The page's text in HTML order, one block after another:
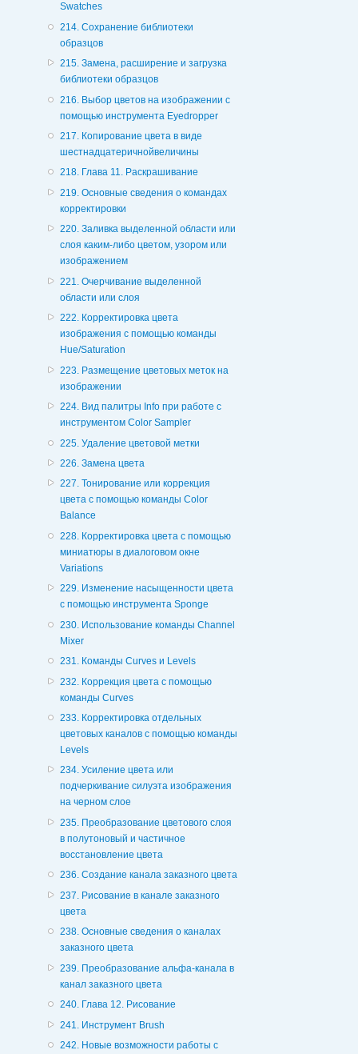
Swatches
214. Сохранение библиотеки
образцов
215. Замена, расширение и загрузка
библиотеки образцов
216. Выбор цветов на изображении с
помощью инструмента Eyedropper
217. Копирование цвета в виде
шестнадцатеричнойвеличины
218. Глава 11. Раскрашивание
219. Основные сведения о командах
корректировки
220. Заливка выделенной области или
слоя каким-либо цветом, узором или
изображением
221. Очерчивание выделенной
области или слоя
222. Корректировка цвета
изображения с помощью команды
Hue/Saturation
223. Размещение цветовых меток на
изображении
224. Вид палитры Info при работе с
инструментом Color Sampler
225. Удаление цветовой метки
226. Замена цвета
227. Тонирование или коррекция
цвета с помощью команды Color
Balance
228. Корректировка цвета с помощью
миниатюры в диалоговом окне
Variations
229. Изменение насыщенности цвета
с помощью инструмента Sponge
230. Использование команды Channel
Mixer
231. Команды Curves и Levels
232. Коррекция цвета с помощью
команды Curves
233. Корректировка отдельных
цветовых каналов с помощью команды
Levels
234. Усиление цвета или
подчеркивание силуэта изображения
на черном слое
235. Преобразование цветового слоя
в полутоновый и частичное
восстановление цвета
236. Создание канала заказного цвета
237. Рисование в канале заказного
цвета
238. Основные сведения о каналах
заказного цвета
239. Преобразование альфа-канала в
канал заказного цвета
240. Глава 12. Рисование
241. Инструмент Brush
242. Новые возможности работы с